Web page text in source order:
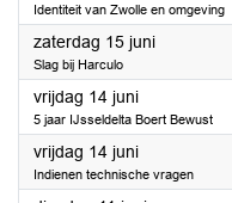
Identiteit van Zwolle en omgeving
zaterdag 15 juni2024
Slag bij Harculo
vrijdag 14 juni2024
5 jaar IJsseldelta Boert Bewust
vrijdag 14 juni2024
Indienen technische vragen